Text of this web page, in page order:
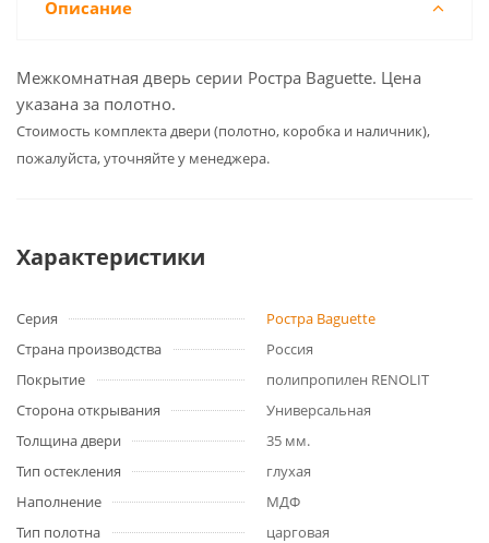
Описание
Межкомнатная дверь серии Ростра Baguette. Цена
указана за полотно.
Cтоимость комплекта двери (полотно, коробка и наличник),
пожалуйста, уточняйте у менеджера.
Характеристики
Серия
Ростра Baguette
Страна производства
Россия
Покрытие
полипропилен RENOLIT
Сторона открывания
Универсальная
Толщина двери
35 мм.
Тип остекления
глухая
Наполнение
МДФ
Тип полотна
царговая